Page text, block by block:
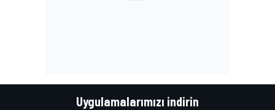
Uygulamalarımızı indirin